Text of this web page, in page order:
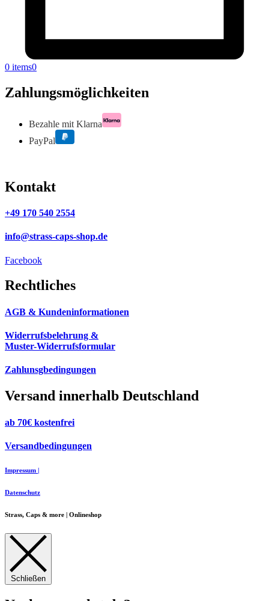
0 items0
Zahlungsmöglichkeiten
Bezahle mit Klarna
PayPal
Kontakt
+49 170 540 2554
info@strass-caps-shop.de
Facebook
Rechtliches
AGB & Kundeninformationen
Widerrufsbelehrung &
Muster-Widerrufsformular
Zahlunsgbedingungen
Versand innerhalb Deutschland
ab 70€ kostenfrei
Versandbedingungen
Impressum |
Datenschutz
Strass, Caps & more | Onlineshop
Schließen